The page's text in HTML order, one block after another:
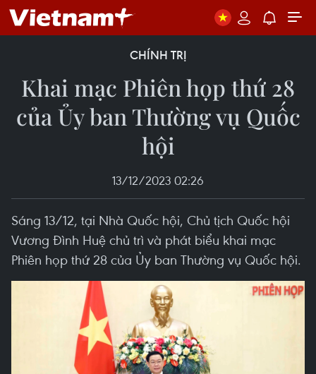
CHÍNH TRỊ
Khai mạc Phiên họp thứ 28
của Ủy ban Thường vụ Quốc
hội
13/12/2023 02:26
Sáng 13/12, tại Nhà Quốc hội, Chủ tịch Quốc hội
Vương Đình Huệ chủ trì và phát biểu khai mạc
Phiên họp thứ 28 của Ủy ban Thường vụ Quốc hội.